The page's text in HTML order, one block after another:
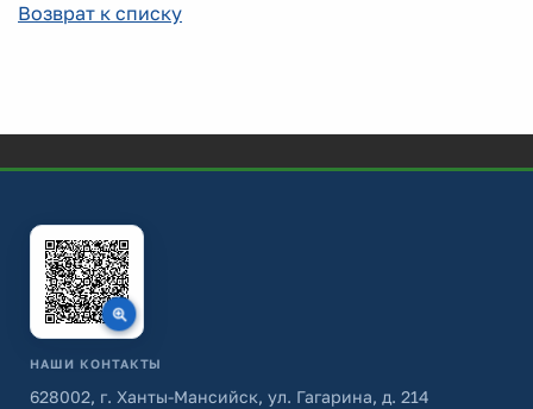
Возврат к списку
НАШИ КОНТАКТЫ
628002, г. Ханты-Мансийск, ул. Гагарина, д. 214